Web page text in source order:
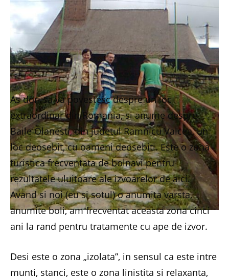
As dori sa va povestesc despre un loc
extraordinar din Romania, si anume despre
Baile Olanesti, din judetul Ramnicu Valcea, un
loc deosebit, cu oameni deosebiti. Este o zona
turistica frecventata de bolnavi pentru
rezultatele uluitoare ale izvoarelor de aici.
Avand si noi (eu si sotul) o anumita varsta,
anumite boli, am frecventat aceasta zona cinci
ani la rand pentru tratamente cu ape de izvor.
Desi este o zona „izolata”, in sensul ca este intre
munti, stanci, este o zona linistita si relaxanta,